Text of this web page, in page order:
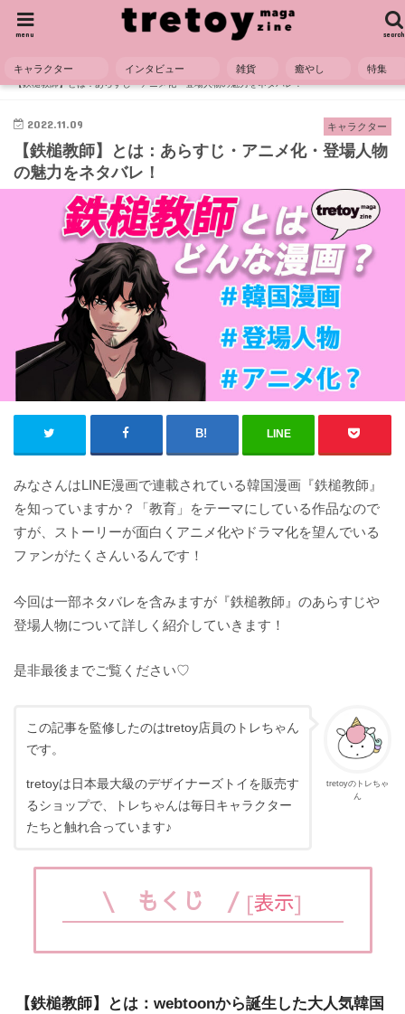
search
menu
キャラクター インタビュー 雑貨 癒やし 特集
HOME
キャラクター
【鉄槌教師】とは：あらすじ・アニメ化・登場人物の魅力をネタバレ！
キャラクター
2022.11.09
【鉄槌教師】とは：あらすじ・アニメ化・登場人物
の魅力をネタバレ！
LINE
みなさんはLINE漫画で連載されている韓国漫画『鉄槌教師』
を知っていますか？「教育」をテーマにしている作品なので
すが、ストーリーが面白くアニメ化やドラマ化を望んでいる
ファンがたくさんいるんです！
今回は一部ネタバレを含みますが『鉄槌教師』のあらすじや
登場人物について詳しく紹介していきます！
是非最後までご覧ください♡
tretoyのトレちゃ
ん
この記事を監修したのはtretoy店員のトレちゃん
です。
tretoyは日本最大級のデザイナーズトイを販売す
るショップで、トレちゃんは毎日キャラクター
たちと触れ合っています♪
\ もくじ / [表示]
【鉄槌教師】とは：webtoonから誕生した大人気韓国